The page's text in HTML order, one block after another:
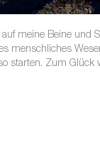
meine Beine
menschliches
starten. Zum